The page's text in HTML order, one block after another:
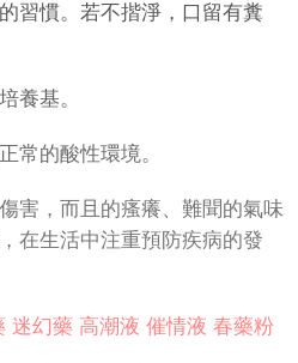
習慣。若不揩淨，口留有糞
養基。
的酸性環境。
，而且的瘙癢、難聞的氣味
在生活中注重預防疾病的發
迷幻藥 高潮液 催情液 春藥粉